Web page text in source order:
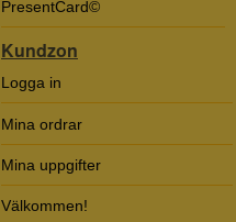
PresentCard©
Kundzon
Logga in
Mina ordrar
Mina uppgifter
Välkommen!